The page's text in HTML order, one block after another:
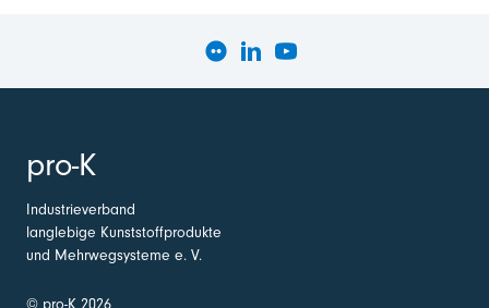
pro-K
Industrieverband
langlebige Kunststoffprodukte
und Mehrwegsysteme e. V.
© pro-K 2026